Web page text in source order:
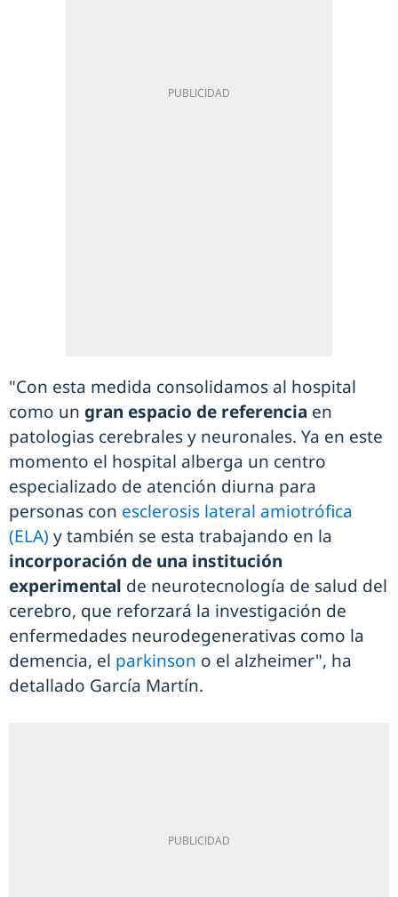
"Con esta medida consolidamos al hospital
como un gran espacio de referencia en
patologias cerebrales y neuronales. Ya en este
momento el hospital alberga un centro
especializado de atención diurna para
personas con esclerosis lateral amiotrófica
(ELA) y también se esta trabajando en la
incorporación de una institución
experimental de neurotecnología de salud del
cerebro, que reforzará la investigación de
enfermedades neurodegenerativas como la
demencia, el parkinson o el alzheimer", ha
detallado García Martín.